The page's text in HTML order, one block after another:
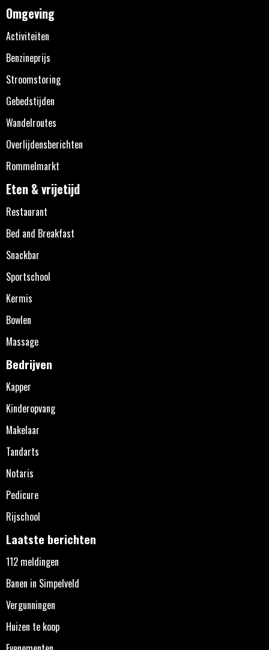
Omgeving
Activiteiten
Benzineprijs
Stroomstoring
Gebedstijden
Wandelroutes
Overlijdensberichten
Rommelmarkt
Eten & vrijetijd
Restaurant
Bed and Breakfast
Snackbar
Sportschool
Kermis
Bowlen
Massage
Bedrijven
Kapper
Kinderopvang
Makelaar
Tandarts
Notaris
Pedicure
Rijschool
Laatste berichten
112 meldingen
Banen in Simpelveld
Vergunningen
Huizen te koop